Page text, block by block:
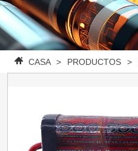
CASA > PRODUCTOS >